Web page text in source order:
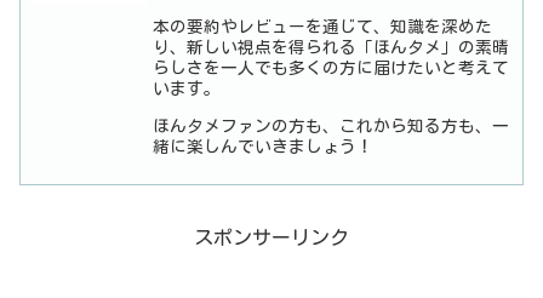
本の要約やレビューを通じて、知識を深めた
り、新しい視点を得られる「ほんタメ」の素晴
らしさを一人でも多くの方に届けたいと考えて
います。
ほんタメファンの方も、これから知る方も、一
緒に楽しんでいきましょう！
スポンサーリンク